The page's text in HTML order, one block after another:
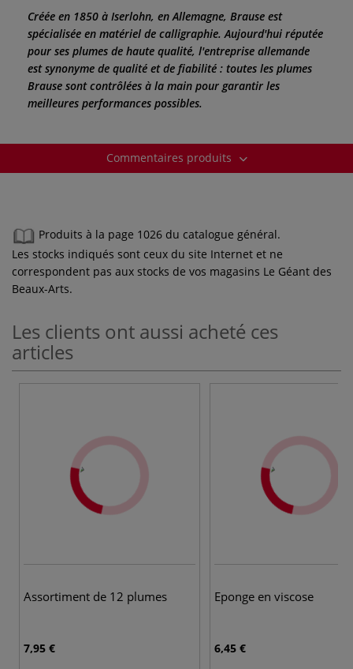
Créée en 1850 à Iserlohn, en Allemagne, Brause est
spécialisée en matériel de calligraphie. Aujourd'hui réputée
pour ses plumes de haute qualité, l'entreprise allemande
est synonyme de qualité et de fiabilité : toutes les plumes
Brause sont contrôlées à la main pour garantir les
meilleures performances possibles.
Commentaires produits
Produits à la page 1026 du catalogue général.
Les stocks indiqués sont ceux du site Internet et ne
correspondent pas aux stocks de vos magasins Le Géant des
Beaux-Arts.
Les clients ont aussi acheté ces
articles
Assortiment de 12 plumes
7,95 €
Eponge en viscose
6,45 €